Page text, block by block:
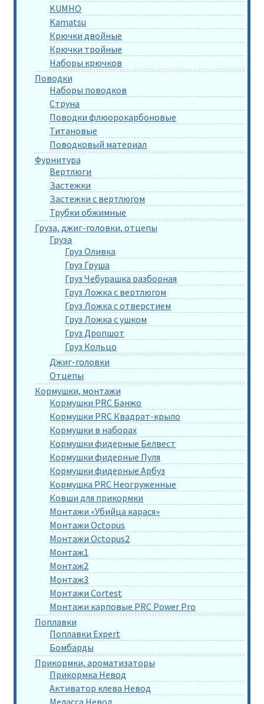
KUMHO
Kamatsu
Крючки двойные
Крючки тройные
Наборы крючков
Поводки
Наборы поводков
Струна
Поводки флюорокарбоновые
Титановые
Поводковый материал
Фурнитура
Вертлюги
Застежки
Застежки с вертлюгом
Трубки обжимные
Груза, джиг-головки, отцепы
Груза
Груз Оливка
Груз Груша
Груз Чебурашка разборная
Груз Ложка с вертлюгом
Груз Ложка с отверстием
Груз Ложка с ушком
Груз Дропшот
Груз Кольцо
Джиг-головки
Отцепы
Кормушки, монтажи
Кормушки PRC Банжо
Кормушки PRC Квадрат-крыло
Кормушки в наборах
Кормушки фидерные Белвест
Кормушки фидерные Пуля
Кормушки фидерные Арбуз
Кормушка PRC Неогруженные
Ковши для прикормки
Монтажи «Убийца карася»
Монтажи Octopus
Монтажи Octopus2
Монтаж1
Монтаж2
Монтаж3
Монтажи Cortest
Монтажи карповые PRC Power Pro
Поплавки
Поплавки Expert
Бомбарды
Прикормки, ароматизаторы
Прикормка Невод
Активатор клева Невод
Меласса Невод